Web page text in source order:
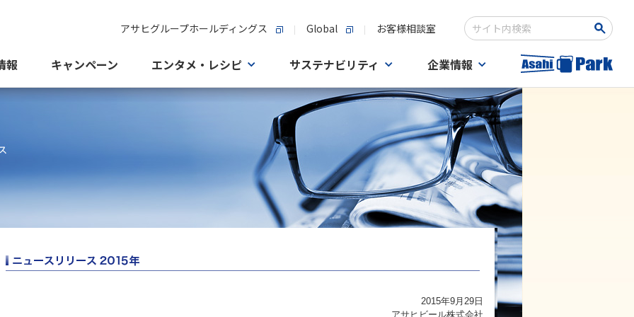
アサヒグループホールディングス Global お客様相談室 検索キーワード入力
報 キャンペーン エンタメ・レシピ サステナビリティ 企業情報
2015年9月29日
アサヒビール株式会社